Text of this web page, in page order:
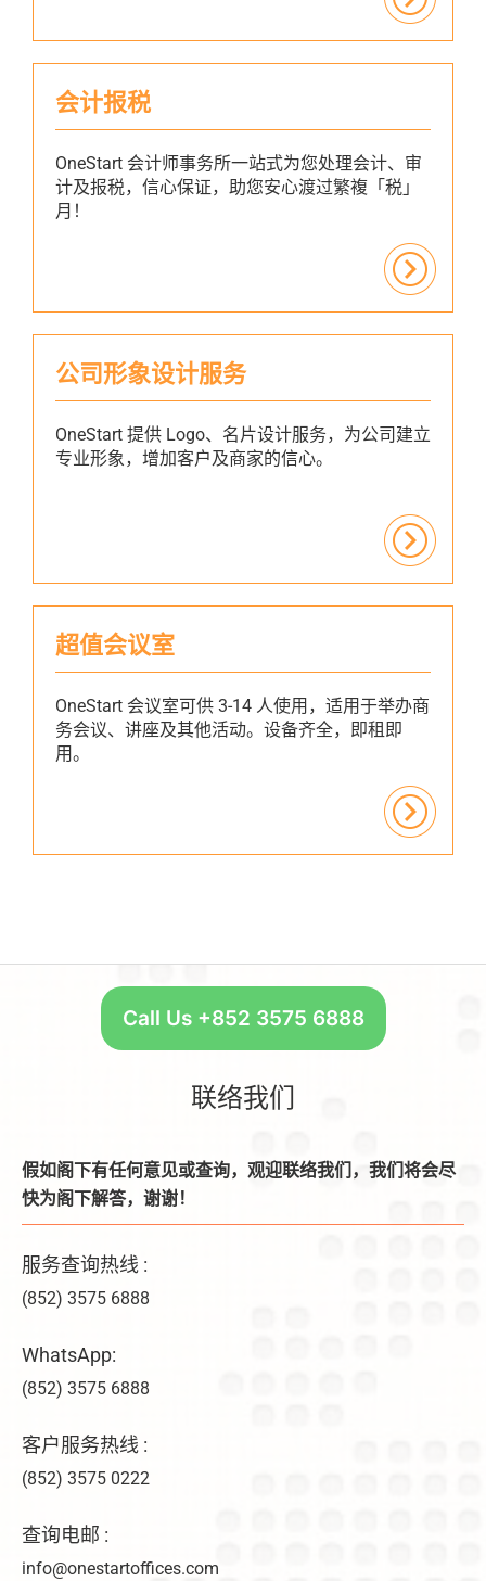
会计报税
OneStart 会计师事务所一站式为您处理会计、审
计及报税，信心保证，助您安心渡过繁複「税」
月！
公司形象设计服务
OneStart 提供 Logo、名片设计服务，为公司建立
专业形象，增加客户及商家的信心。
超值会议室
OneStart 会议室可供 3-14 人使用，适用于举办商
务会议、讲座及其他活动。设备齐全，即租即
用。
Call Us +852 3575 6888
联络我们
假如阁下有任何意见或查询，观迎联络我们，我们将会尽
快为阁下解答，谢谢！
服务查询热线 :
(852) 3575 6888
WhatsApp:
(852) 3575 6888
客户服务热线 :
(852) 3575 0222
查询电邮 :
info@onestartoffices.com